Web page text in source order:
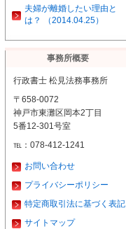
夫婦が離婚したい理由と
は？ （2014.04.25）
事務所概要
行政書士 松見法務事務所
〒658-0072
神戸市東灘区岡本2丁目
5番12-301号室
℡：078-412-1241
お問い合わせ
プライバシーポリシー
特定商取引法に基づく表記
サイトマップ